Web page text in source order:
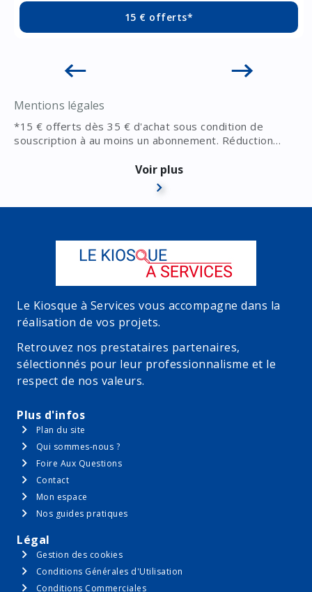
15 € offerts*
Mentions légales
*15 € offerts dès 35 € d'achat sous condition de
souscription à au moins un abonnement. Réduction
Vous pouvez bénéficier de cette remise autant de fois
que vous le souhaitez. Cette remise ne s'applique pas à
tous les titres, voir le détail des titres concernés dans
Voir plus
Le Kiosque à Services vous accompagne dans la
réalisation de vos projets.
Retrouvez nos prestataires partenaires,
sélectionnés pour leur professionnalisme et le
respect de nos valeurs.
Plus d'infos
Plan du site
Qui sommes-nous ?
Foire Aux Questions
Contact
Mon espace
Nos guides pratiques
Légal
Gestion des cookies
Conditions Générales d'Utilisation
Conditions Commerciales